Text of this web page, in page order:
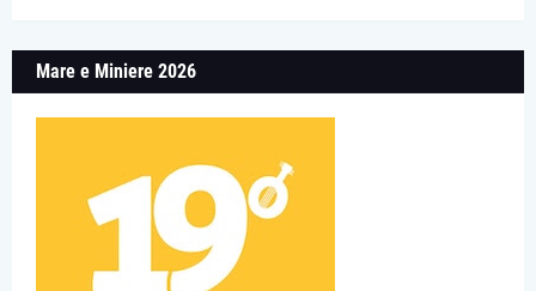
Mare e Miniere 2026